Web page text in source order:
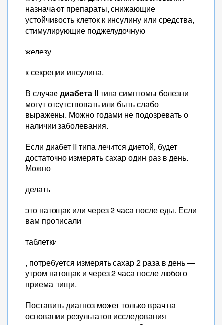
назначают препараты, снижающие
устойчивость клеток к инсулину или средства,
стимулирующие поджелудочную
железу
к секреции инсулина.
В случаедиабета II типа симптомы болезни
могут отсутствовать или быть слабо
выражены. Можно годами не подозревать о
наличии заболевания.
Если диабет II типа лечится диетой, будет
достаточно измерять сахар один раз в день.
Можно
делать
это натощак или через 2 часа после еды. Если
вам прописали
таблетки
, потребуется измерять сахар 2 раза в день —
утром натощак и через 2 часа после любого
приема пищи.
Поставить диагноз может только врач на
основании результатов исследования